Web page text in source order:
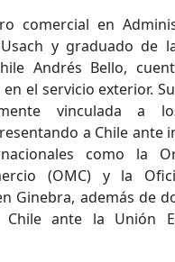
comercial en
y graduado de
Andrés Bello,
el servicio exterior.
vinculada a
a Chile ante
como la
(OMC) y la
Ginebra, además de
ante la Unión